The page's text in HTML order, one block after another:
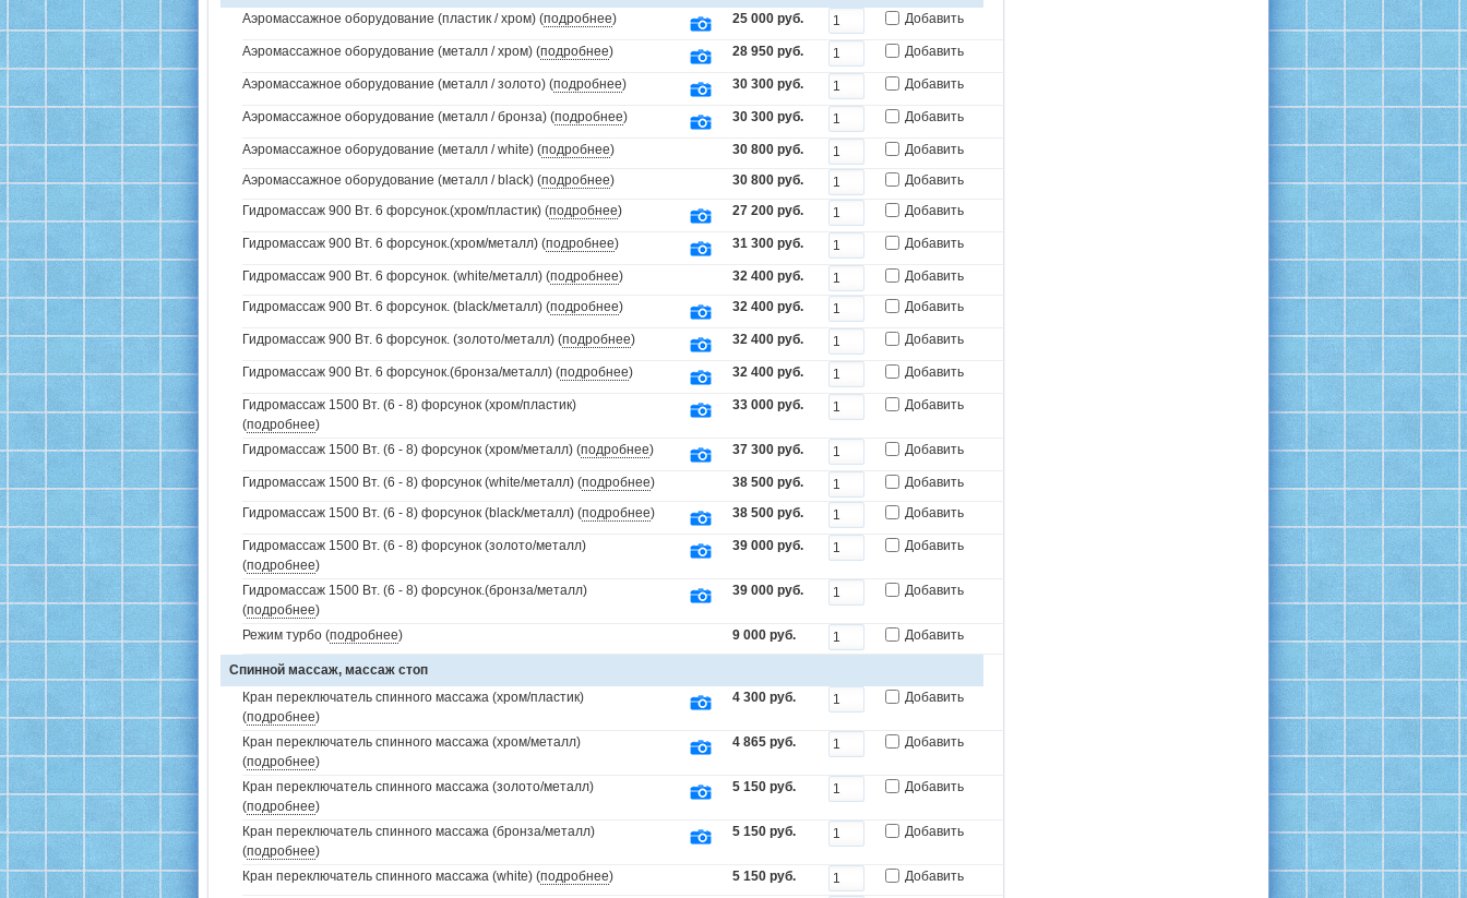
Аэромассажное оборудование (пластик / хром) (подробнее) 25 000 руб. Добавить
Аэромассажное оборудование (металл / хром) (подробнее) 28 950 руб. Добавить
Аэромассажное оборудование (металл / золото) (подробнее) 30 300 руб. Добавить
Аэромассажное оборудование (металл / бронза) (подробнее) 30 300 руб. Добавить
Аэромассажное оборудование (металл / white) (подробнее) 30 800 руб.
Добавить
Аэромассажное оборудование (металл / black) (подробнее) 30 800 руб.
Добавить
Гидромассаж 900 Вт. 6 форсунок.(хром/пластик) (подробнее) 27 200 руб. Добавить
Гидромассаж 900 Вт. 6 форсунок.(хром/металл) (подробнее) 31 300 руб. Добавить
Гидромассаж 900 Вт. 6 форсунок. (white/металл) (подробнее) 32 400 руб.
Добавить
Гидромассаж 900 Вт. 6 форсунок. (black/металл) (подробнее) 32 400 руб. Добавить
Гидромассаж 900 Вт. 6 форсунок. (золото/металл) (подробнее) 32 400 руб. Добавить
Гидромассаж 900 Вт. 6 форсунок.(бронза/металл) (подробнее) 32 400 руб. Добавить
Гидромассаж 1500 Вт. (6 - 8) форсунок (хром/пластик)
(подробнее)
33 000 руб. Добавить
Гидромассаж 1500 Вт. (6 - 8) форсунок (хром/металл) (подробнее) 37 300 руб. Добавить
Гидромассаж 1500 Вт. (6 - 8) форсунок (white/металл) (подробнее) 38 500 руб.
Добавить
Гидромассаж 1500 Вт. (6 - 8) форсунок (black/металл) (подробнее) 38 500 руб. Добавить
Гидромассаж 1500 Вт. (6 - 8) форсунок (золото/металл)
(подробнее)
39 000 руб. Добавить
Гидромассаж 1500 Вт. (6 - 8) форсунок.(бронза/металл)
(подробнее)
39 000 руб. Добавить
Режим турбо (подробнее) 9 000 руб. Добавить
Спинной массаж, массаж стоп
Кран переключатель спинного массажа (хром/пластик)
(подробнее)
4 300 руб. Добавить
Кран переключатель спинного массажа (хром/металл)
(подробнее)
4 865 руб. Добавить
Кран переключатель спинного массажа (золото/металл)
(подробнее)
5 150 руб. Добавить
Кран переключатель спинного массажа (бронза/металл)
(подробнее)
5 150 руб. Добавить
Кран переключатель спинного массажа (white) (подробнее) 5 150 руб.
Добавить